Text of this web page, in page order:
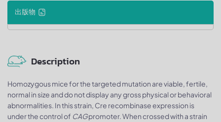
出版物
Description
Homozygous mice for the targeted mutation are viable, fertile,
normal in size and do not display any gross physical or behavioral
abnormalities. In this strain, Cre recombinase expression is
under the control of CAGpromoter. When crossed with a strain